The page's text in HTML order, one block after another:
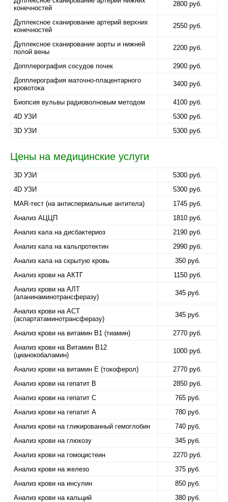
конечностей
2800 руб.
Дуплексное сканирование артерий верхних
конечностей
2550 руб.
Дуплексное сканирование аорты и нижней
полой вены
2200 руб.
Допплерография сосудов почек
2900 руб.
Допплерография маточно-плацентарного
кровотока
3400 руб.
Биопсия вульвы радиоволновым методом
4100 руб.
4D УЗИ
5300 руб.
3D УЗИ
5300 руб.
Цены на медицинские услуги
3D УЗИ
5300 руб.
4D УЗИ
5300 руб.
MAR-тест (на антиспермальные антитела)
1745 руб.
Анализ АЦЦП
1810 руб.
Анализ кала на дисбактериоз
2190 руб.
Анализ кала на кальпротектин
2990 руб.
Анализ кала на скрытую кровь
350 руб.
Анализ крови на АКТГ
1150 руб.
Анализ крови на АЛТ
(аланинаминотрансферазу)
345 руб.
Анализ крови на АСТ
(аспартатаминотрансферазу)
345 руб.
Анализ крови на витамин B1 (тиамин)
2770 руб.
Анализ крови на Витамин B12
(цианокобаламин)
1000 руб.
Анализ крови на витамин E (токоферол)
2770 руб.
Анализ крови на гепатит B
2850 руб.
Анализ крови на гепатит C
765 руб.
Анализ крови на гепатит А
780 руб.
Анализ крови на гликированный гемоглобин
740 руб.
Анализ крови на глюкозу
345 руб.
Анализ крови на гомоцистеин
2270 руб.
Анализ крови на железо
375 руб.
Анализ крови на инсулин
850 руб.
Анализ крови на кальций
380 руб.